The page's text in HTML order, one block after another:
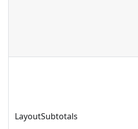
LayoutSubtotals